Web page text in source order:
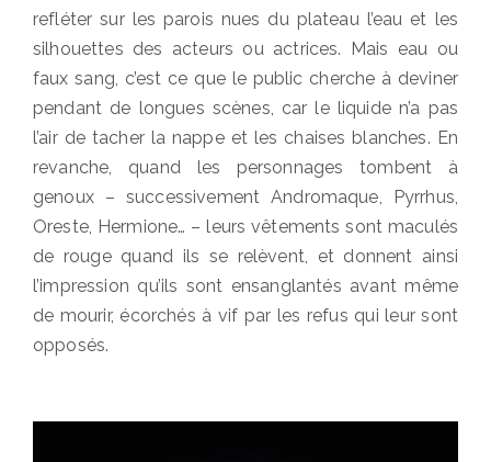
refléter sur les parois nues du plateau l’eau et les
silhouettes des acteurs ou actrices. Mais eau ou
faux sang, c’est ce que le public cherche à deviner
pendant de longues scènes, car le liquide n’a pas
l’air de tacher la nappe et les chaises blanches. En
revanche, quand les personnages tombent à
genoux – successivement Andromaque, Pyrrhus,
Oreste, Hermione… – leurs vêtements sont maculés
de rouge quand ils se relèvent, et donnent ainsi
l’impression qu’ils sont ensanglantés avant même
de mourir, écorchés à vif par les refus qui leur sont
opposés.